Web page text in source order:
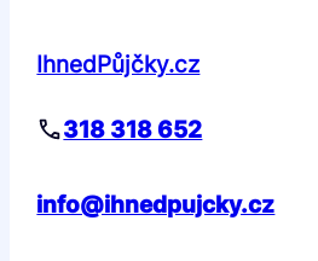
IhnedPůjčky.cz
318 318 652
info@ihnedpujcky.cz